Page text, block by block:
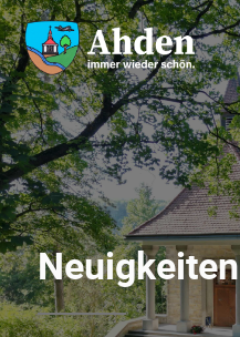
Neuigkeiten